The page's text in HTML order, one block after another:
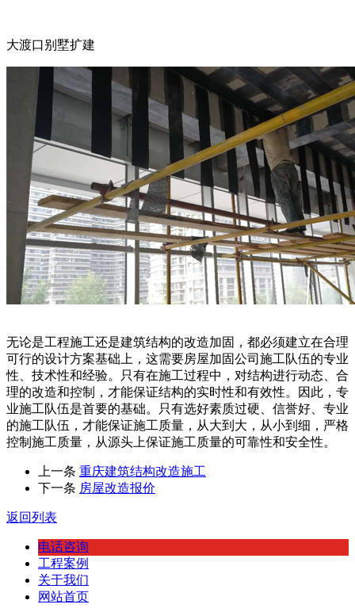
大渡口别墅扩建
无论是工程施工还是建筑结构的改造加固，都必须建立在合理
可行的设计方案基础上，这需要房屋加固公司施工队伍的专业
性、技术性和经验。只有在施工过程中，对结构进行动态、合
理的改造和控制，才能保证结构的实时性和有效性。因此，专
业施工队伍是首要的基础。只有选好素质过硬、信誉好、专业
的施工队伍，才能保证施工质量，从大到大，从小到细，严格
控制施工质量，从源头上保证施工质量的可靠性和安全性。
上一条 重庆建筑结构改造施工
下一条 房屋改造报价
返回列表
电话咨询
工程案例
关于我们
网站首页